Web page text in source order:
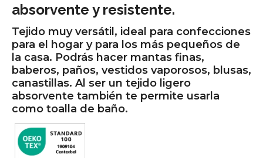
absorvente y resistente.
Tejido muy versátil, ideal para confecciones
para el hogar y para los más pequeños de
la casa. Podrás hacer mantas finas,
baberos, paños, vestidos vaporosos, blusas,
canastillas. Al ser un tejido ligero
absorvente también te permite usarla
como toalla de baño.